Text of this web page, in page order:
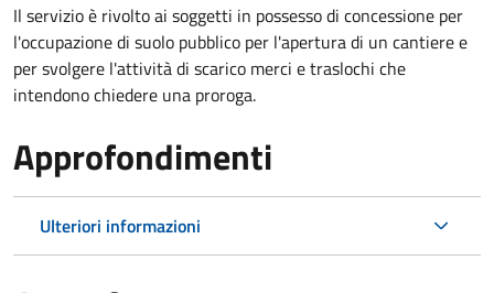
Il servizio è rivolto ai soggetti in possesso di concessione per
l'occupazione di suolo pubblico per l'apertura di un cantiere e
per svolgere l'attività di scarico merci e traslochi che
intendono chiedere una proroga.
Approfondimenti
Ulteriori informazioni